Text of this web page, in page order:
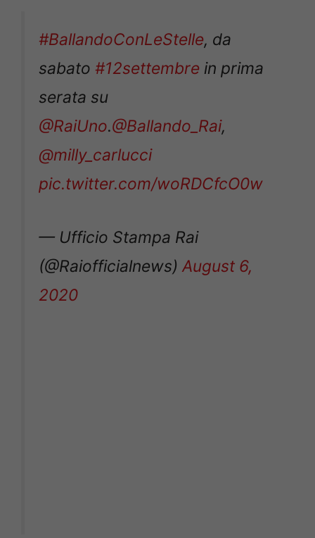
#BallandoConLeStelle, da
sabato #12settembre in prima
serata su
@RaiUno.@Ballando_Rai,
@milly_carlucci
pic.twitter.com/woRDCfcO0w
— Ufficio Stampa Rai
(@Raiofficialnews) August 6,
2020